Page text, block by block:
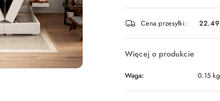
Dostępność
i
dostawa
Cena przesyłki: 22.49
Więcej o produkcie
Waga: 0.15 kg